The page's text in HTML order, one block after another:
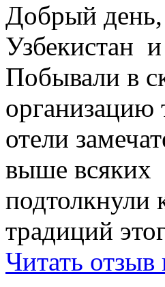
Добрый день,
Узбекистан
Побывали в
организацию
отели
выше всяких
подтолкнули
традиций
Читать